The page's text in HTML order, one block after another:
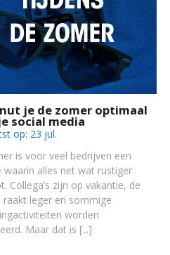
je de zomer optimaal
social media
op: 23 jul.
is voor veel bedrijven een
waarin alles net wat rustiger
Collega’s zijn op vakantie, de
raakt leger en sommige
worden
Maar dat is